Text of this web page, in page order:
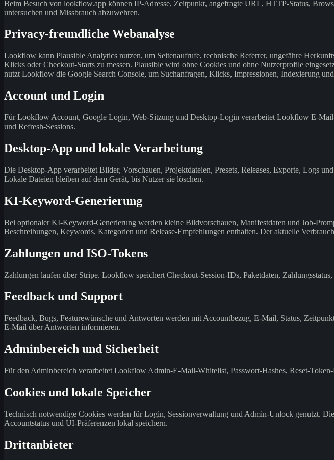
Beim Besuch von lookflow.app können IP-Adresse, Zeitpunkt, angefragte URL, HTTP-Status,
untersuchen und Missbrauch abzuwehren.
Privacy-freundliche Webanalyse
Lookflow kann Plausible Analytics nutzen, um Seitenaufrufe, technische Referrer, ungefähre
Klicks oder Checkout-Starts zu messen. Plausible wird ohne Cookies und ohne Nutzerprofile
nutzt Lookflow die Google Search Console, um Suchanfragen, Klicks, Impressionen, Indexierung
Account und Login
Für Lookflow Account, Google Login, Web-Sitzung und Desktop-Login verarbeitet Lookflow E-
und Refresh-Sessions.
Desktop-App und lokale Verarbeitung
Die Desktop-App verarbeitet Bilder, Vorschauen, Projektdateien, Presets, Releases, Exporte, Logs
Lokale Dateien bleiben auf dem Gerät, bis Nutzer sie löschen.
KI-Keyword-Generierung
Bei optionaler KI-Keyword-Generierung werden kleine Bildvorschauen, Manifestdaten und Job-
Beschreibungen, Keywords, Kategorien und Release-Empfehlungen enthalten. Der aktuelle
Zahlungen und ISO-Tokens
Zahlungen laufen über Stripe. Lookflow speichert Checkout-Session-IDs, Paketdaten,
Feedback und Support
Feedback, Bugs, Featurewünsche und Antworten werden mit Accountbezug, E-Mail, Status,
E-Mail über Antworten informieren.
Adminbereich und Sicherheit
Für den Adminbereich verarbeitet Lookflow Admin-E-Mail-Whitelist, Passwort-Hashes, Reset-
Cookies und lokale Speicher
Technisch notwendige Cookies werden für Login, Sessionverwaltung und Admin-Unlock genutzt.
Accountstatus und UI-Präferenzen lokal speichern.
Drittanbieter